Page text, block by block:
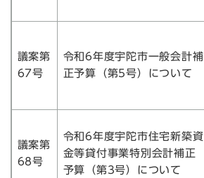
議案第
67号
令和6年度宇陀市一般会計補
正予算（第5号）について
議案第
68号
令和6年度宇陀市住宅新築資
金等貸付事業特別会計補正
予算（第3号）について